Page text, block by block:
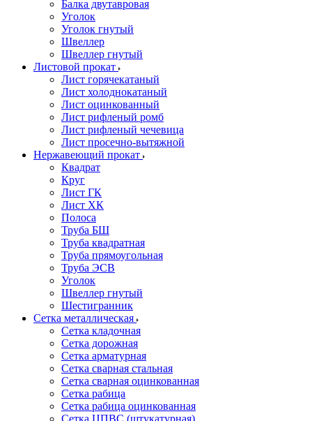
Балка двутавровая
Уголок
Уголок гнутый
Швеллер
Швеллер гнутый
Листовой прокат
Лист горячекатаный
Лист холоднокатаный
Лист оцинкованный
Лист рифленый ромб
Лист рифленый чечевица
Лист просечно-вытяжной
Нержавеющий прокат
Квадрат
Круг
Лист ГК
Лист ХК
Полоса
Труба БШ
Труба квадратная
Труба прямоугольная
Труба ЭСВ
Уголок
Швеллер гнутый
Шестигранник
Сетка металлическая
Сетка кладочная
Сетка дорожная
Сетка арматурная
Сетка сварная стальная
Сетка сварная оцинкованная
Сетка рабица
Сетка рабица оцинкованная
Сетка ЦПВС (штукатурная)